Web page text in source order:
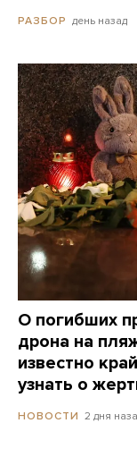
РАЗБОР день назад
О погибших
дрона на
известно
узнать о
НОВОСТИ 2 дня